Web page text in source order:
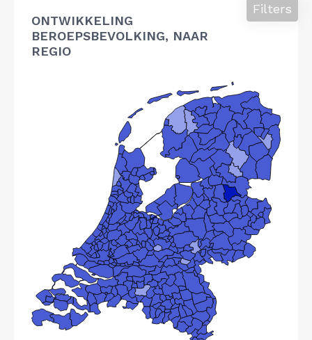
ONTWIKKELING
BEROEPSBEVOLKING, NAAR
REGIO
Filters